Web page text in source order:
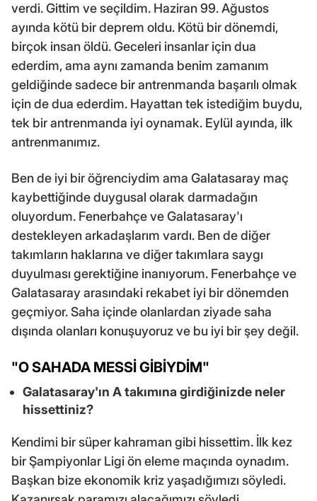
verdi. Gittim ve seçildim. Haziran 99. Ağustos
ayında kötü bir deprem oldu. Kötü bir dönemdi,
birçok insan öldü. Geceleri insanlar için dua
ederdim, ama aynı zamanda benim zamanım
geldiğinde sadece bir antrenmanda başarılı olmak
için de dua ederdim. Hayattan tek istediğim buydu,
tek bir antrenmanda iyi oynamak. Eylül ayında, ilk
antrenmanımız.
Ben de iyi bir öğrenciydim ama Galatasaray maç
kaybettiğinde duygusal olarak darmadağın
oluyordum. Fenerbahçe ve Galatasaray'ı
destekleyen arkadaşlarım vardı. Ben de diğer
takımların haklarına ve diğer takımlara saygı
duyulması gerektiğine inanıyorum. Fenerbahçe ve
Galatasaray arasındaki rekabet iyi bir dönemden
geçmiyor. Saha içinde olanlardan ziyade saha
dışında olanları konuşuyoruz ve bu iyi bir şey değil.
"O SAHADA MESSİ GİBİYDİM"
Galatasaray'ın A takımına girdiğinizde neler
hissettiniz?
Kendimi bir süper kahraman gibi hissettim. İlk kez
bir Şampiyonlar Ligi ön eleme maçında oynadım.
Başkan bize ekonomik kriz yaşadığımızı söyledi.